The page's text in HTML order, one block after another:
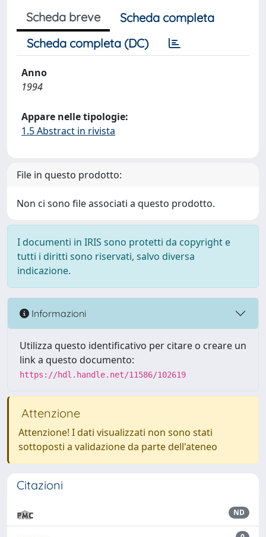
Scheda breve
Scheda completa
Scheda completa (DC)
Anno
1994
Appare nelle tipologie:
1.5 Abstract in rivista
File in questo prodotto:
Non ci sono file associati a questo prodotto.
I documenti in IRIS sono protetti da copyright e
tutti i diritti sono riservati, salvo diversa
indicazione.
Informazioni
Utilizza questo identificativo per citare o creare un
link a questo documento:
https://hdl.handle.net/11586/102619
Attenzione
Attenzione! I dati visualizzati non sono stati
sottoposti a validazione da parte dell'ateneo
Citazioni
ND